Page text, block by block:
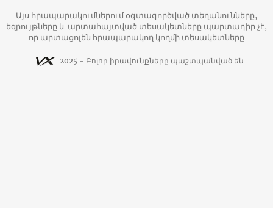
Այս հրապարակումներում օգտագործված տեղանունները,
եզրույթները և արտահայտված տեսակետները պարտադիր չէ,
որ արտացոլեն հրապարակող կողմի տեսակետները
2025 - Բոլոր իրավունքները պաշտպանված են